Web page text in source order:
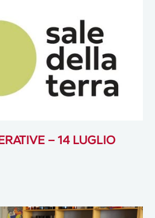
– 14 LUGLIO